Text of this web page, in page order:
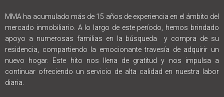
MMA ha acumulado más de 15 años de experiencia en el ámbito del
mercado inmobiliario. A lo largo de este período, hemos brindado
apoyo a numerosas familias en la búsqueda y compra de su
residencia, compartiendo la emocionante travesía de adquirir un
nuevo hogar. Este hito nos llena de gratitud y nos impulsa a
continuar ofreciendo un servicio de alta calidad en nuestra labor
diaria.